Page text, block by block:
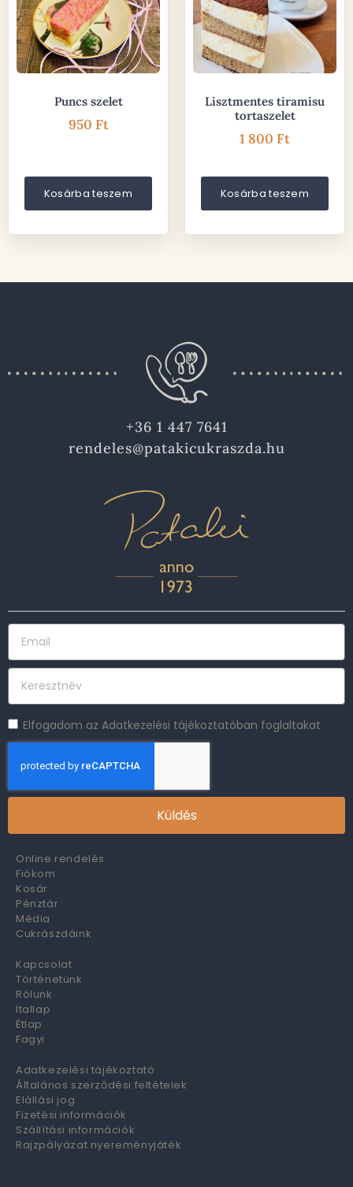
Puncs szelet
950 Ft
Kosárba teszem
Lisztmentes tiramisu
tortaszelet
1 800 Ft
Kosárba teszem
+36 1 447 7641
rendeles@patakicukraszda.hu
Elfogadom az Adatkezelési tájékoztatóban foglaltakat
Küldés
Online rendelés
Fiókom
Kosár
Pénztár
Média
Cukrászdáink
Kapcsolat
Történetünk
Rólunk
Itallap
Étlap
Fagyi
Adatkezelési tájékoztató
Általános szerződési feltételek
Elállási jog
Fizetési információk
Szállítási információk
Rajzpályázat nyereményjáték